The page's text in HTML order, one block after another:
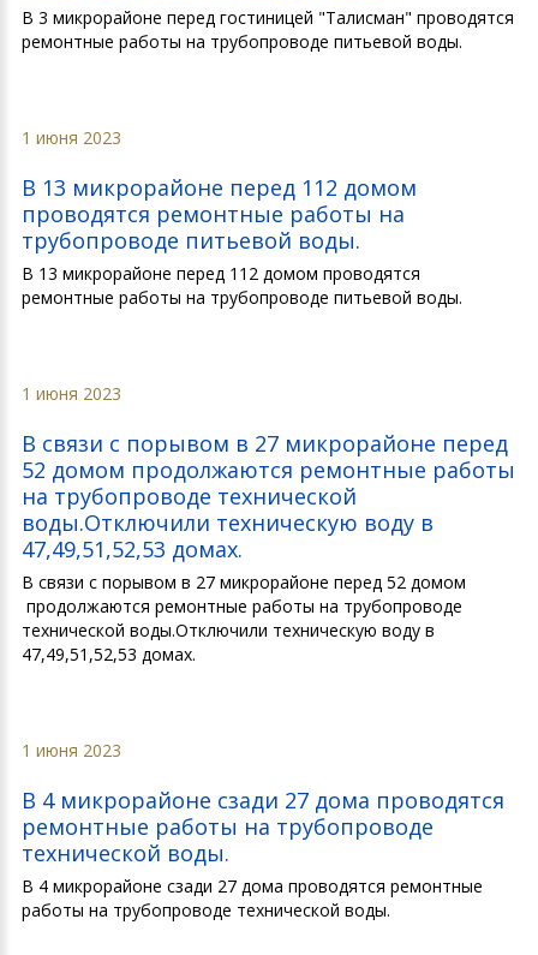
В 3 микрорайоне перед гостиницей "Талисман" проводятся
ремонтные работы на трубопроводе питьевой воды.
1 июня 2023
В 13 микрорайоне перед 112 домом
проводятся ремонтные работы на
трубопроводе питьевой воды.
В 13 микрорайоне перед 112 домом проводятся
ремонтные работы на трубопроводе питьевой воды.
1 июня 2023
В связи с порывом в 27 микрорайоне перед
52 домом продолжаются ремонтные работы
на трубопроводе технической
воды.Отключили техническую воду в
47,49,51,52,53 домах.
В связи с порывом в 27 микрорайоне перед 52 домом
продолжаются ремонтные работы на трубопроводе
технической воды.Отключили техническую воду в
47,49,51,52,53 домах.
1 июня 2023
В 4 микрорайоне сзади 27 дома проводятся
ремонтные работы на трубопроводе
технической воды.
В 4 микрорайоне сзади 27 дома проводятся ремонтные
работы на трубопроводе технической воды.